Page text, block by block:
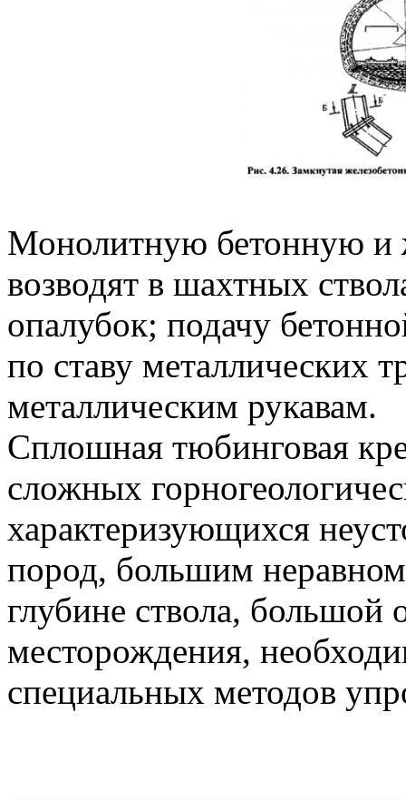
Монолитную бетонную и
возводят в шахтных
опалубок; подачу
по ставу металлических
металлическим рукавам.
Сплошная тюбинговая
сложных
характеризующихся
пород, большим
глубине ствола, большой
месторождения,
специальных методов